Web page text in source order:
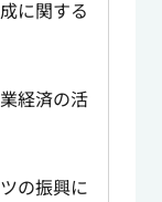
に関する
経済の活
の振興に